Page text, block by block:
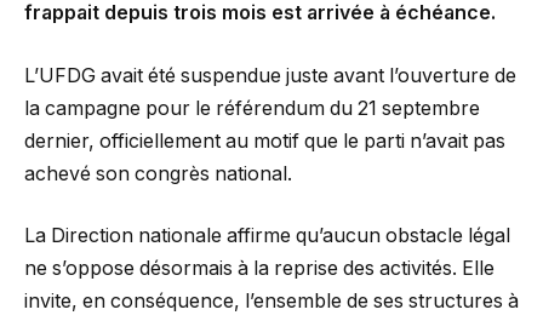
frappait depuis trois mois est arrivée à échéance.
L’UFDG avait été suspendue juste avant l’ouverture de
la campagne pour le référendum du 21 septembre
dernier, officiellement au motif que le parti n’avait pas
achevé son congrès national.
La Direction nationale affirme qu’aucun obstacle légal
ne s’oppose désormais à la reprise des activités. Elle
invite, en conséquence, l’ensemble de ses structures à